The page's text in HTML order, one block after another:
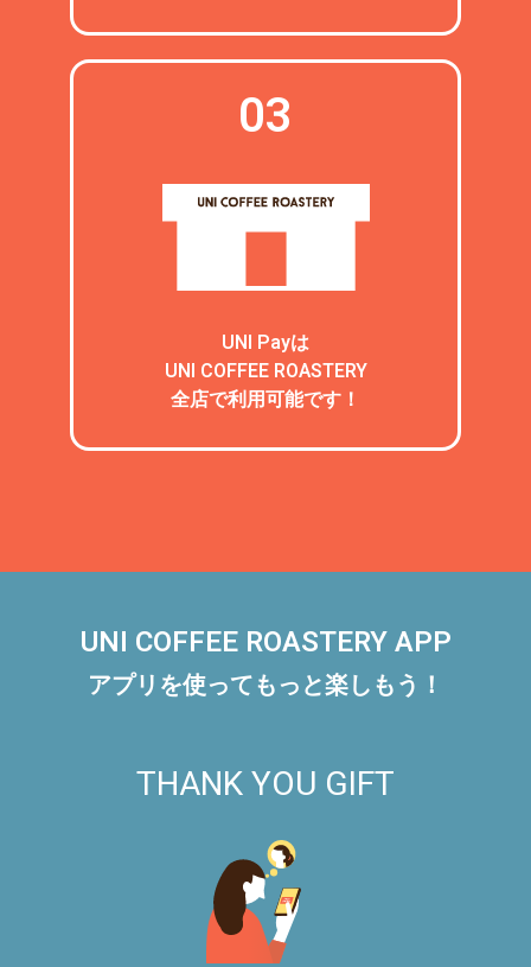
03
UNI Payは
UNI COFFEE ROASTERY
全店で利用可能です！
UNI COFFEE ROASTERY APP
アプリを使ってもっと楽しもう！
THANK YOU GIFT